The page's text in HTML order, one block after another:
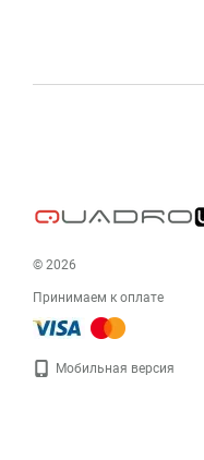
© 2026
Принимаем к оплате
Мобильная версия